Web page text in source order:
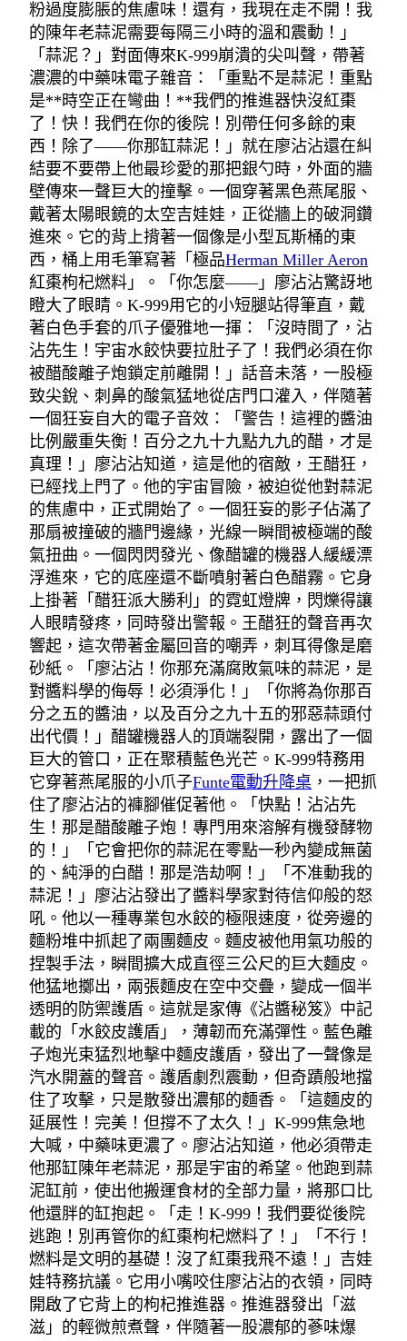
粉過度膨脹的焦慮味！還有，我現在走不開！我
的陳年老蒜泥需要每隔三小時的溫和震動！」
「蒜泥？」對面傳來K-999崩潰的尖叫聲，帶著
濃濃的中藥味電子雜音：「重點不是蒜泥！重點
是**時空正在彎曲！**我們的推進器快沒紅棗
了！快！我們在你的後院！別帶任何多餘的東
西！除了——你那缸蒜泥！」就在廖沾沾還在糾
結要不要帶上他最珍愛的那把銀勺時，外面的牆
壁傳來一聲巨大的撞擊。一個穿著黑色燕尾服、
戴著太陽眼鏡的太空吉娃娃，正從牆上的破洞鑽
進來。它的背上揹著一個像是小型瓦斯桶的東
西，桶上用毛筆寫著「極品Herman Miller Aeron
紅棗枸杞燃料」。「你怎麼——」廖沾沾驚訝地
瞪大了眼睛。K-999用它的小短腿站得筆直，戴
著白色手套的爪子優雅地一揮：「沒時間了，沾
沾先生！宇宙水餃快要拉肚子了！我們必須在你
被醋酸離子炮鎖定前離開！」話音未落，一股極
致尖銳、刺鼻的酸氣猛地從店門口灌入，伴隨著
一個狂妄自大的電子音效：「警告！這裡的醬油
比例嚴重失衡！百分之九十九點九九的醋，才是
真理！」廖沾沾知道，這是他的宿敵，王醋狂，
已經找上門了。他的宇宙冒險，被迫從他對蒜泥
的焦慮中，正式開始了。一個狂妄的影子佔滿了
那扇被撞破的牆門邊緣，光線一瞬間被極端的酸
氣扭曲。一個閃閃發光、像醋罐的機器人緩緩漂
浮進來，它的底座還不斷噴射著白色醋霧。它身
上掛著「醋狂派大勝利」的霓虹燈牌，閃爍得讓
人眼睛發疼，同時發出警報。王醋狂的聲音再次
響起，這次帶著金屬回音的嘲弄，刺耳得像是磨
砂紙。「廖沾沾！你那充滿腐敗氣味的蒜泥，是
對醬料學的侮辱！必須淨化！」「你將為你那百
分之五的醬油，以及百分之九十五的邪惡蒜頭付
出代價！」醋罐機器人的頂端裂開，露出了一個
巨大的管口，正在聚積藍色光芒。K-999特務用
它穿著燕尾服的小爪子Funte電動升降桌 ，一把抓
住了廖沾沾的褲腳催促著他。「快點！沾沾先
生！那是醋酸離子炮！專門用來溶解有機發酵物
的！」「它會把你的蒜泥在零點一秒內變成無菌
的、純淨的白醋！那是浩劫啊！」「不准動我的
蒜泥！」廖沾沾發出了醬料學家對待信仰般的怒
吼。他以一種專業包水餃的極限速度，從旁邊的
麵粉堆中抓起了兩團麵皮。麵皮被他用氣功般的
捏製手法，瞬間擴大成直徑三公尺的巨大麵皮。
他猛地擲出，兩張麵皮在空中交疊，變成一個半
透明的防禦護盾。這就是家傳《沾醬秘笈》中記
載的「水餃皮護盾」，薄韌而充滿彈性。藍色離
子炮光束猛烈地擊中麵皮護盾，發出了一聲像是
汽水開蓋的聲音。護盾劇烈震動，但奇蹟般地擋
住了攻擊，只是散發出濃郁的麵香。「這麵皮的
延展性！完美！但撐不了太久！」K-999焦急地
大喊，中藥味更濃了。廖沾沾知道，他必須帶走
他那缸陳年老蒜泥，那是宇宙的希望。他跑到蒜
泥缸前，使出他搬運食材的全部力量，將那口比
他還胖的缸抱起。「走！K-999！我們要從後院
逃跑！別再管你的紅棗枸杞燃料了！」「不行！
燃料是文明的基礎！沒了紅棗我飛不遠！」吉娃
娃特務抗議。它用小嘴咬住廖沾沾的衣領，同時
開啟了它背上的枸杞推進器。推進器發出「滋
滋」的輕微煎煮聲，伴隨著一股濃郁的蔘味爆